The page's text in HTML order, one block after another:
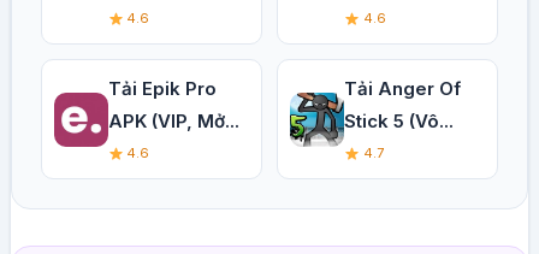
4.6 4.6
Tải Epik Pro
APK (VIP, Mở...
4.6
Tải Anger Of
Stick 5 (Vô...
4.7